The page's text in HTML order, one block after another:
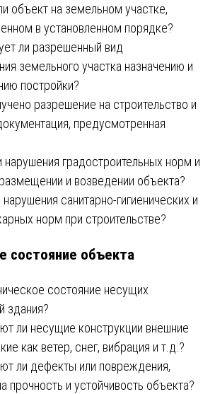
объект на земельном участке,
в установленном порядке?
ли разрешенный вид
земельного участка назначению и
постройки?
разрешение на строительство и
предусмотренная
градостроительных норм и
и возведении объекта?
санитарно-гигиенических и
норм при строительстве?
состояние объекта
состояние несущих
здания?
ли несущие конструкции внешние
как ветер, снег, вибрация и т.д.?
ли дефекты или повреждения,
прочность и устойчивость объекта?